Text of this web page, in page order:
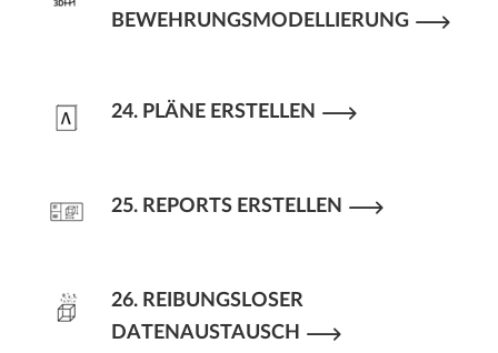
BEWEHRUNGSMODELLIERUNG
24. PLÄNE ERSTELLEN
25. REPORTS ERSTELLEN
26. REIBUNGSLOSER
DATENAUSTAUSCH